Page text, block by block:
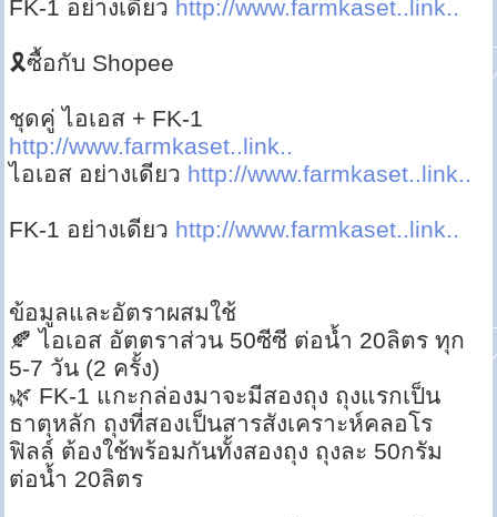
FK-1 อย่างเดียว http://www.farmkaset..link..
🎗ซื้อกับ Shopee
ชุดคู่ ไอเอส + FK-1
http://www.farmkaset..link..
ไอเอส อย่างเดียว http://www.farmkaset..link..
FK-1 อย่างเดียว http://www.farmkaset..link..
ข้อมูลและอัตราผสมใช้
🍂 ไอเอส อัตตราส่วน 50ซีซี ต่อน้ำ 20ลิตร ทุก
5-7 วัน (2 ครั้ง)
🌿 FK-1 แกะกล่องมาจะมีสองถุง ถุงแรกเป็น
ธาตุหลัก ถุงที่สองเป็นสารสังเคราะห์คลอโร
ฟิลล์ ต้องใช้พร้อมกันทั้งสองถุง ถุงละ 50กรัม
ต่อน้ำ 20ลิตร